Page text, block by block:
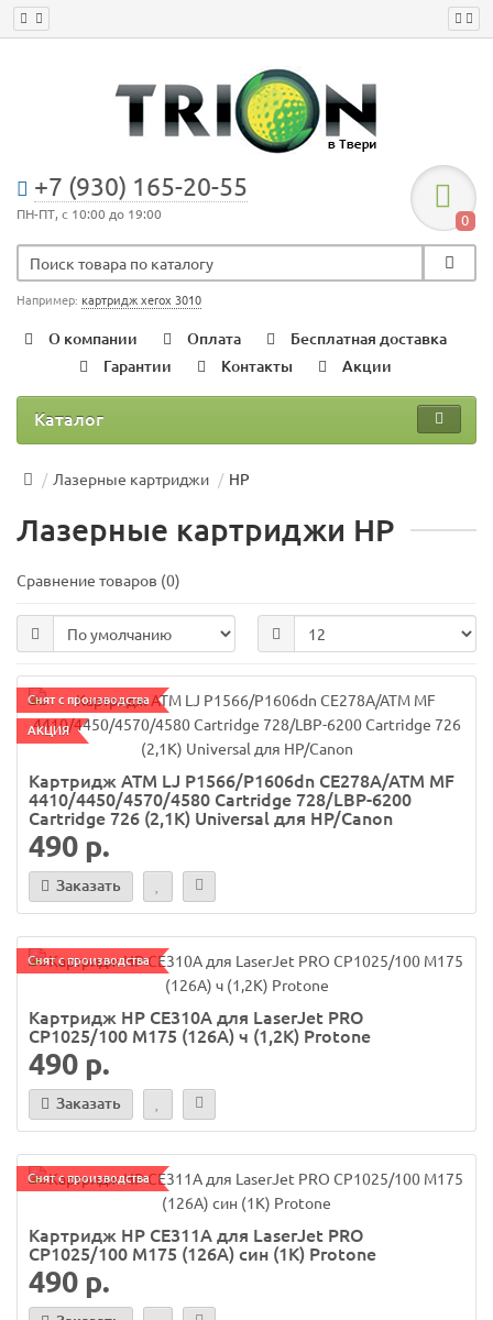
+7 (930) 165-20-55
ПН-ПТ, с 10:00 до 19:00 0
Например: картридж xerox 3010
О компании Оплата
Бесплатная доставка
Гарантии
Контакты Акции
Каталог
Лазерные картриджи HP
Лазерные картриджи HP
Сравнение товаров (0)
Снят с производства
АКЦИЯ
Картридж ATM LJ P1566/P1606dn CE278A/ATM MF
4410/4450/4570/4580 Cartridge 728/LBP-6200
Cartridge 726 (2,1K) Universal для HP/Canon
490 р.
Заказать
Снят с производства
Картридж HP CE310A для LaserJet PRO
CP1025/100 M175 (126A) ч (1,2K) Protone
490 р.
Заказать
Снят с производства
Картридж HP CE311A для LaserJet PRO
CP1025/100 M175 (126A) син (1K) Protone
490 р.